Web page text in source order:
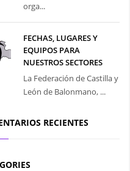
orga...
FECHAS, LUGARES Y
EQUIPOS PARA
NUESTROS SECTORES
La Federación de Castilla y
León de Balonmano, ...
RECIENTES